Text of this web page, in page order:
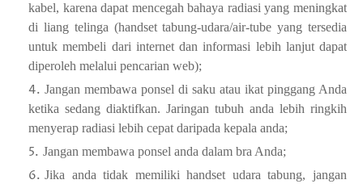
kabel, karena dapat mencegah bahaya radiasi yang meningkat
di liang telinga (handset tabung-udara/air-tube yang tersedia
untuk membeli dari internet dan informasi lebih lanjut dapat
diperoleh melalui pencarian web);
Jangan membawa ponsel di saku atau ikat pinggang Anda
ketika sedang diaktifkan. Jaringan tubuh anda lebih ringkih
menyerap radiasi lebih cepat daripada kepala anda;
Jangan membawa ponsel anda dalam bra Anda;
Jika anda tidak memiliki handset udara tabung, jangan